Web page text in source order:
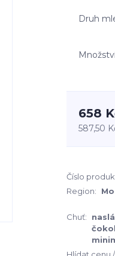
Druh
658
587,50
Číslo
Region:
Chuť: